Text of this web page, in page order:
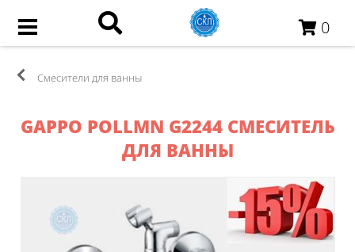
0
Смесители для ванны
GAPPO POLLMN G2244 СМЕСИТЕЛЬ
ДЛЯ ВАННЫ